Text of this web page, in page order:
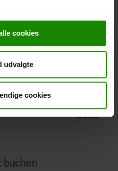
cookies
udvalgte
cookies
Der Preis beträgt 5% des
ist.
für die Stornierungsversicherung
Ja bitte